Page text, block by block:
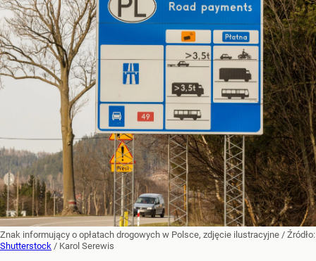
Znak informujący o opłatach drogowych w Polsce, zdjęcie ilustracyjne / Źródło:
Shutterstock / Karol Serewis